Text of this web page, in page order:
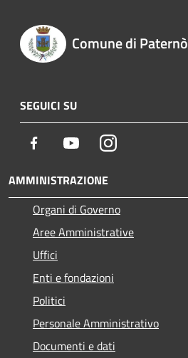
Comune di Paternò
SEGUICI SU
Facebook YoutubeInstagram
AMMINISTRAZIONE
Organi di Governo
Aree Amministrative
Uffici
Enti e fondazioni
Politici
Personale Amministrativo
Documenti e dati